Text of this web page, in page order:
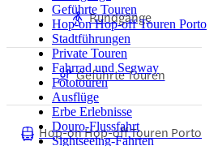
Geführte Touren
Hop-on Hop-off Touren Porto
Stadtführungen
Private Touren
Fahrrad und Segway
Fototouren
Ausflüge
Erbe Erlebnisse
Douro-Flussfahrt
Sightseeing-Fahrten
Rundgänge
Geführte Touren
Hop-on Hop-off Touren Porto